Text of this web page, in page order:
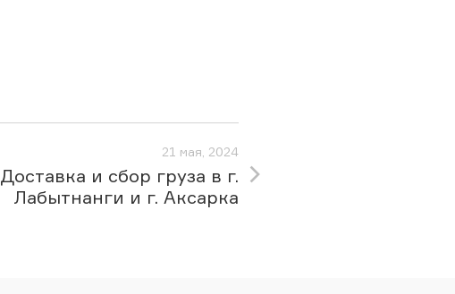
21 мая, 2024
Доставка и сбор груза в г.
Лабытнанги и г. Аксарка